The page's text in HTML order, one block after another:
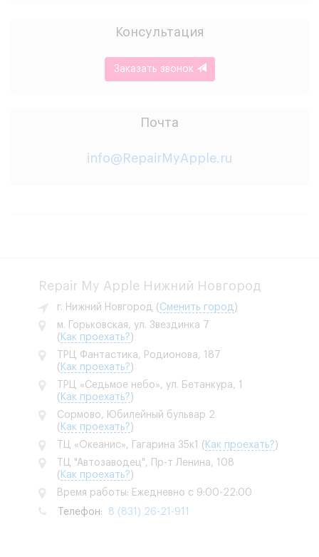
Консультация
Заказать звонок
Почта
info@RepairMyApple.ru
Repair My Apple Нижний Новгород
г. Нижний Новгород ( Сменить город)
м. Горьковская, ул. Звездинка 7
( Как проехать?)
ТРЦ Фантастика, Родионова, 187
( Как проехать?)
ТРЦ «Седьмое небо», ул. Бетанкура, 1
( Как проехать?)
Сормово, Юбилейный бульвар 2
( Как проехать?)
ТЦ «Океанис», Гагарина 35к1 ( Как проехать?)
ТЦ "Автозаводец", Пр-т Ленина, 108
( Как проехать?)
Время работы: Ежедневно с 9:00-22:00
Телефон: 8 (831) 26-21-911